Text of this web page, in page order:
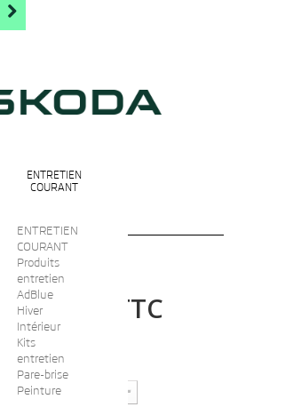
ENTRETIEN
COURANT
ENTRETIEN
COURANT
Produits
entretien
AdBlue
Hiver
Intérieur
Kits
entretien
Pare-brise
Peinture
95,00 € TTC
Quantité